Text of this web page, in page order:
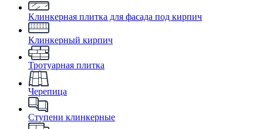
Клинкерная плитка для фасада под кирпич
Клинкерный кирпич
Тротуарная плитка
Черепица
Ступени клинкерные